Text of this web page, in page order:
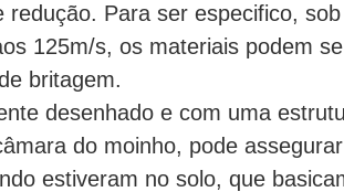
redução. Para ser especifico,
125m/s, os materiais podem
britagem.
desenhado e com uma
do moinho, pode
estiveram no solo, que